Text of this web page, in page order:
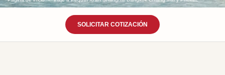
SOLICITAR COTIZACIÓN